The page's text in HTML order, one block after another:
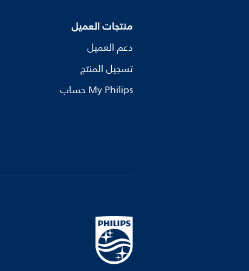
منتجات العميل
دعم العميل
تسجيل المنتج
My Philips حساب